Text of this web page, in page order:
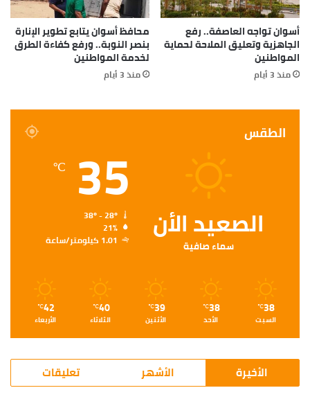
أسوان تواجه العاصفة.. رفع
الجاهزية وتعليق الملاحة لحماية
المواطنين
منذ 3 أيام
محافظ أسوان يتابع تطوير الإنارة
بنصر النوبة.. ورفع كفاءة الطرق
لخدمة المواطنين
منذ 3 أيام
الطقس
الصعيد الأن
سماء صافية
35
℃
21%
1.01 كيلومتر/ساعة
38
℃
السبت
38
℃
الأحد
39
℃
الأثنين
40
℃
الثلاثاء
42
℃
الأربعاء
الأخيرة الأشهر تعليقات